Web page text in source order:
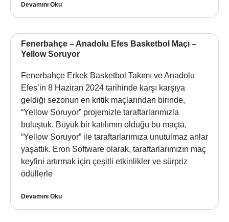
Devamını Oku
Fenerbahçe – Anadolu Efes Basketbol Maçı –
Yellow Soruyor
Fenerbahçe Erkek Basketbol Takımı ve Anadolu
Efes’in 8 Haziran 2024 tarihinde karşı karşıya
geldiği sezonun en kritik maçlarından birinde,
“Yellow Soruyor” projemizle taraftarlarımızla
buluştuk. Büyük bir katılımın olduğu bu maçta,
“Yellow Soruyor” ile taraftarlarımıza unutulmaz anlar
yaşattık. Eron Software olarak, taraftarlarımızın maç
keyfini artırmak için çeşitli etkinlikler ve sürpriz
ödüllerle
Devamını Oku